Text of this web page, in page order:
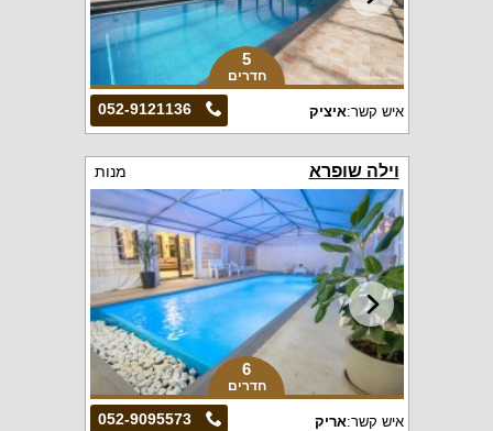
5
חדרים
052-9121136 איש קשר:איציק
וילה שופרא מנות
6
חדרים
052-9095573 איש קשר:אריק